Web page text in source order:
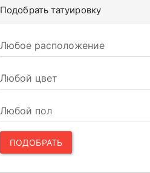
Подобрать татуировку
ПОДОБРАТЬ